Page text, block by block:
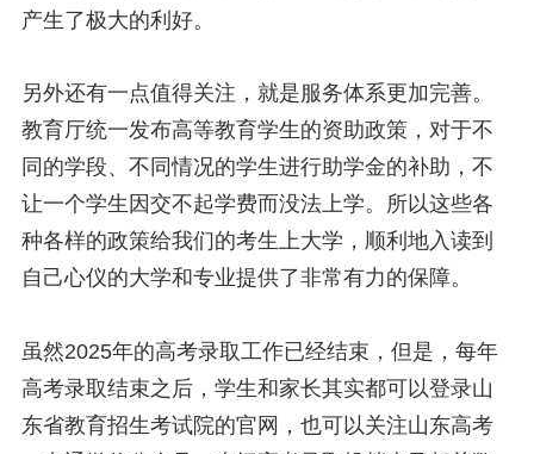
产生了极大的利好。
另外还有一点值得关注，就是服务体系更加完善。
教育厅统一发布高等教育学生的资助政策，对于不
同的学段、不同情况的学生进行助学金的补助，不
让一个学生因交不起学费而没法上学。所以这些各
种各样的政策给我们的考生上大学，顺利地入读到
自己心仪的大学和专业提供了非常有力的保障。
虽然2025年的高考录取工作已经结束，但是，每年
高考录取结束之后，学生和家长其实都可以登录山
东省教育招生考试院的官网，也可以关注山东高考